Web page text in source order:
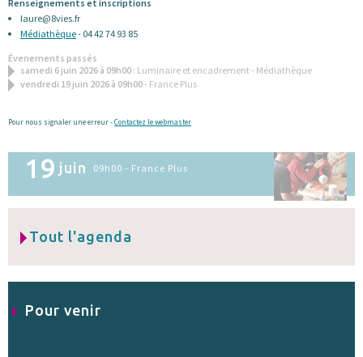
Renseignements et inscriptions
laure@8vies.fr
Médiathèque- 04 42 74 93 85
Évenements passés
samedi 6 juin 2026 à 09h00 : Luminaire et encadrement - Médiathèque
vendredi 19 juin 2026 à 09h00- France Plus
Pour nous signaler une erreur -Contactez le webmaster
19 juin 09h00 - France Plus
Tout l'agenda
Pour venir